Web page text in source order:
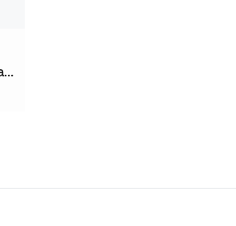
Jersey Inter Miami Cf Tercera Equipación 2025-2026 Niño